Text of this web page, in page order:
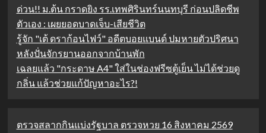
ด่วน!! ม.ต้น กราดยิง รร.เทพศิรินทร์นนทบุรี ก่อนปลิดชีพ
ตัวเอง : เผยยอดบาดเจ็บ-เสียชีวิต
รู้จัก "เต้ ดราก้อนไฟว์" อดีตบอยแบนด์ ปมหายตัวปริศนา
หลังปั่นจักรยานออกจากบ้านพัก
เฉลยแล้ว "กระดาษ A4" ใส่ในช่องฟรีซตู้เย็น ไม่ได้ช่วยดู
กลิ่น แล้วช่วยแก้ปัญหาอะไร?!
ตรวจสลากกินแบ่งรัฐบาล ตรวจหวย 16 สิงหาคม 2569